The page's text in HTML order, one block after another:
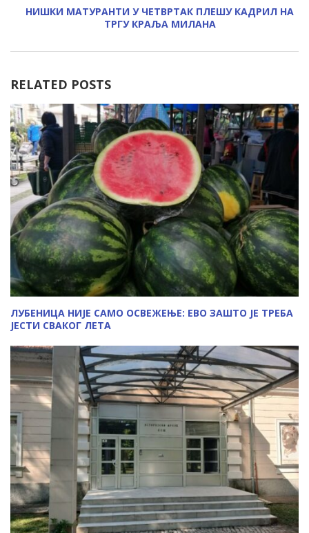
НИШКИ МАТУРАНТИ У ЧЕТВРТАК ПЛЕШУ КАДРИЛ НА
ТРГУ КРАЉА МИЛАНА
RELATED POSTS
ЛУБЕНИЦА НИЈЕ САМО ОСВЕЖЕЊЕ: ЕВО ЗАШТО ЈЕ ТРЕБА
ЈЕСТИ СВАКОГ ЛЕТА